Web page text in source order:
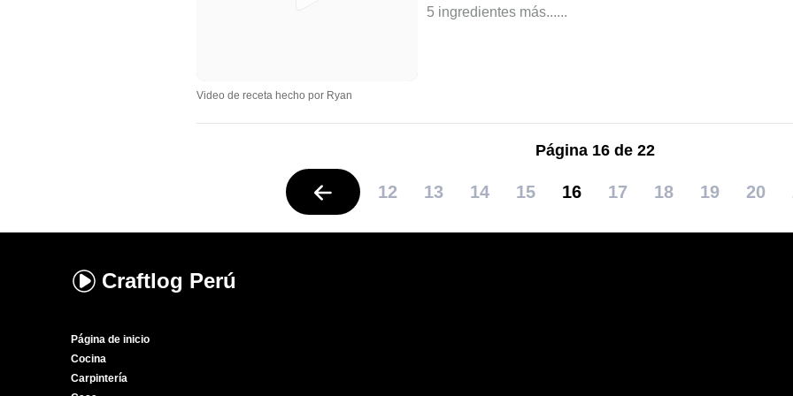
5 ingredientes más...
Video de receta hecho por Ryan
Página 16 de 22
12 13 14 15 16 17 18 19 20
Craftlog Perú
Página de inicio
Cocina
Carpintería